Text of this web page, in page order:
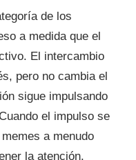
de los
a medida que el
El intercambio
pero no cambia el
sigue impulsando
el impulso se
a menudo
la atención.